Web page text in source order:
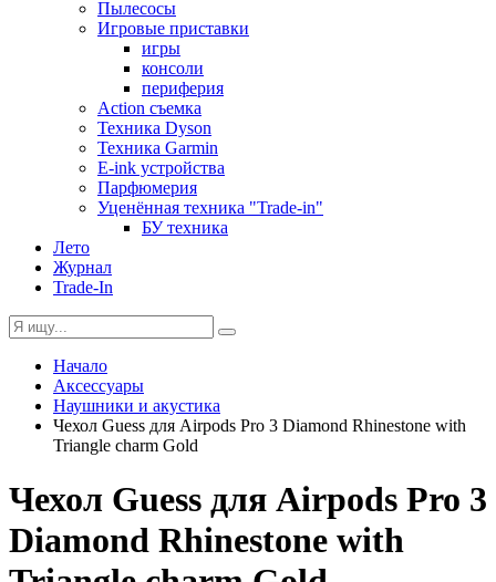
Пылесосы
Игровые приставки
игры
консоли
периферия
Action съемка
Техника Dyson
Техника Garmin
E-ink устройства
Парфюмерия
Уценённая техника "Trade-in"
БУ техника
Лето
Журнал
Trade-In
Начало
Аксессуары
Наушники и акустика
Чехол Guess для Airpods Pro 3 Diamond Rhinestone with
Triangle charm Gold
Чехол Guess для Airpods Pro 3
Diamond Rhinestone with